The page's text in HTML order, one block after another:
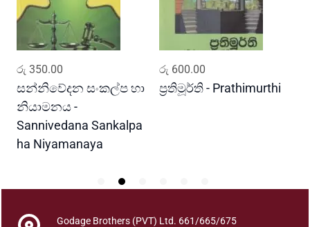
රු 350.00
සන්නිවේදන සංකල්ප හා
නියාමනය -
Sannivedana Sankalpa
ha Niyamanaya
රු 600.00
ප්‍රතිමූර්ති - Prathimurthi
Godage Brothers (PVT) Ltd. 661/665/675